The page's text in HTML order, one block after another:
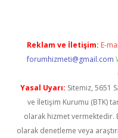
Reklam ve İletişim: E-
forumhizmeti@gmail.com
Yasal Uyarı: Sitemiz, 5651
ve İletişim Kurumu (BTK)
olarak hizmet
olarak denetleme veya